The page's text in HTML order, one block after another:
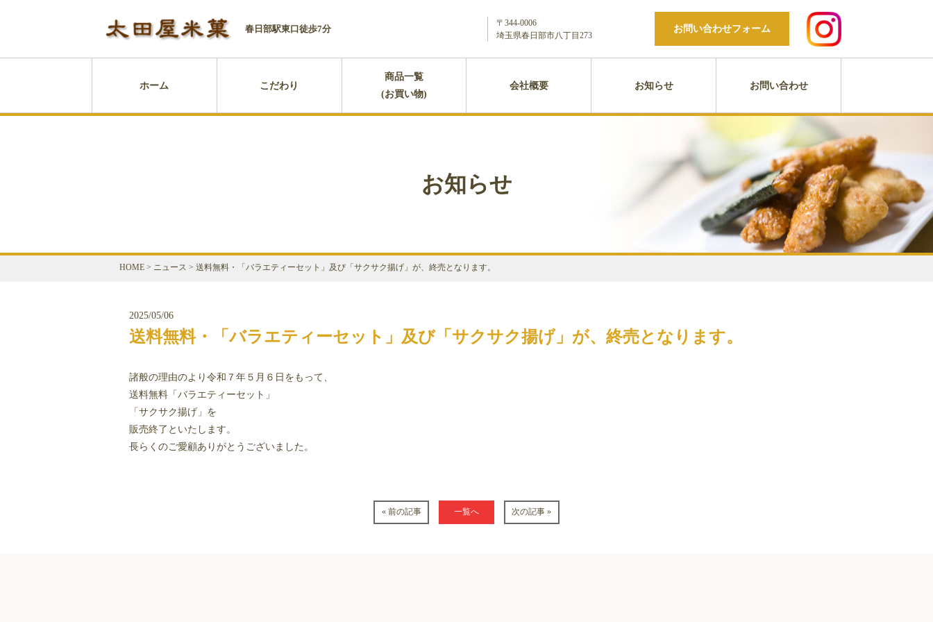
春日部駅東口徒歩7分
〒344-0006
埼玉県春日部市八丁目273
お問い合わせフォーム
ホーム こだわり
商品一覧
(お買い物)
会社概要 お知らせ お問い合わせ
お知らせ
HOME > ニュース > 送料無料・「バラエティーセット」及び「サクサク揚げ」が、終売となります。
2025/05/06
送料無料・「バラエティーセット」及び「サクサク揚げ」が、終売となります。
諸般の理由のより令和７年５月６日をもって、
送料無料「バラエティーセット」
「サクサク揚げ」を
販売終了といたします。
長らくのご愛顧ありがとうございました。
« 前の記事 一覧へ 次の記事 »